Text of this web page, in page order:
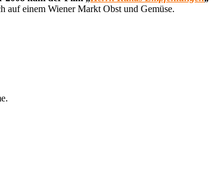
auf einem Wiener Markt Obst und Gemüse.